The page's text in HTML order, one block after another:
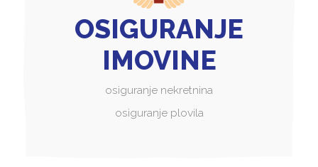
OSIGURANJE
IMOVINE
osiguranje nekretnina
osiguranje plovila